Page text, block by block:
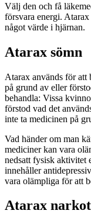
Välj den och få
försvara energi.
något värde i hjärnan.
Atarax sömn
Atarax används för att
på grund av eller
behandla: Vissa
förstod vad det
inte ta medicinen på
Vad händer om man
mediciner kan vara
nedsatt fysisk aktivitet
innehåller
vara olämpliga för att
Atarax